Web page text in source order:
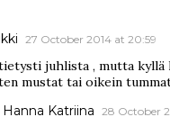
27 October 2014 at 20:59
juhlista , mutta
mustat tai oikein
Hanna Katriina 28 October